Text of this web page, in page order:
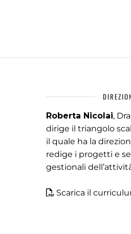
Roberta Nicolai,
dirige il triangolo
il quale ha la
redige i progetti e
gestionali
Scarica il